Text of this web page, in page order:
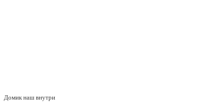
Домик наш внутри